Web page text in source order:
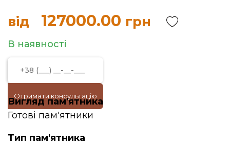
від 127000.00 грн
В наявності
Отримати консультацію
Вигляд пам'ятника
Готові пам'ятники
Тип пам'ятника